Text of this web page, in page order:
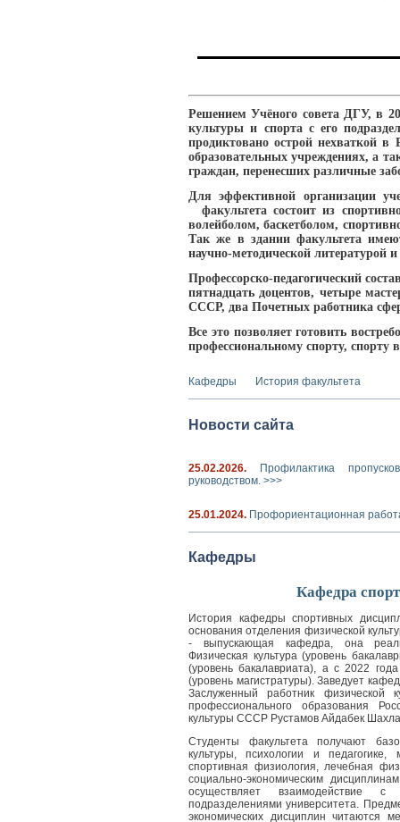
Решением Учёного совета ДГУ, в
культуры и спорта с его
продиктовано острой нехваткой
образовательных учреждениях, а
граждан, перенесших различные
Для эффективной организации
факультета состоит из
волейболом, баскетболом,
Так же в здании факультета
научно-методической литературой
Профессорско-педагогический
пятнадцать доцентов, четыре
СССР, два Почетных работника
Все это позволяет готовить
профессиональному спорту, спорту
Кафедры История факультета
Новости сайта
25.02.2026.
Профилактика
руководством. >>>
25.01.2024. Профориентационная
Кафедры
Кафедра
История кафедры спортивных
основания отделения физической
- выпускающая кафедра, она
Физическая культура (уровень
(уровень бакалавриата), а с 2022
(уровень магистратуры). Заведует
Заслуженный работник физической
профессионального образования
культуры СССР Рустамов Айдабек
Студенты факультета получают
культуры, психологии и
спортивная физиология, лечебная
социально-экономическим
осуществляет взаимодействие
подразделениями университета.
экономических дисциплин читаются